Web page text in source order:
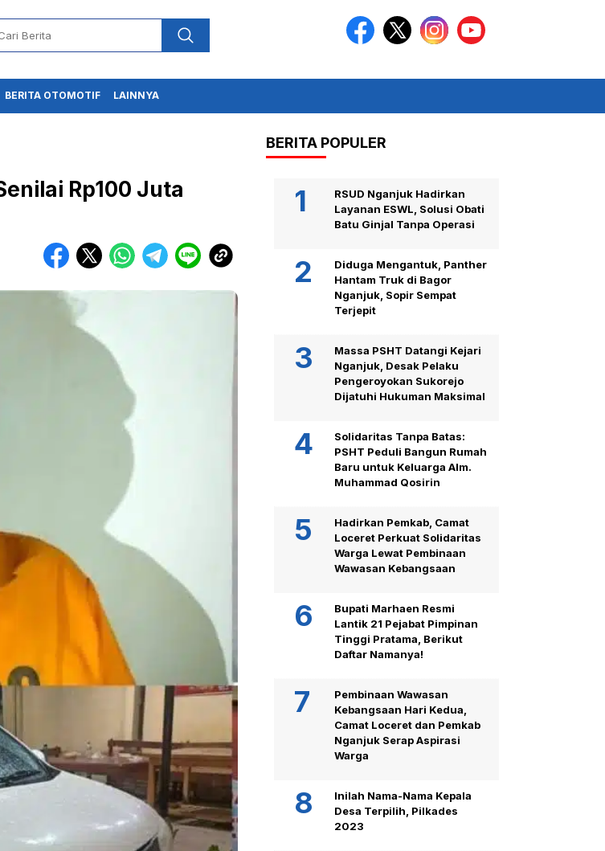
BERITA OTOMOTIF LAINNYA
Rp100 Juta
BERITA POPULER
RSUD Nganjuk Hadirkan
Layanan ESWL, Solusi Obati
Batu Ginjal Tanpa Operasi
Diduga Mengantuk, Panther
Hantam Truk di Bagor
Nganjuk, Sopir Sempat
Terjepit
Massa PSHT Datangi Kejari
Nganjuk, Desak Pelaku
Pengeroyokan Sukorejo
Dijatuhi Hukuman Maksimal
Solidaritas Tanpa Batas:
PSHT Peduli Bangun Rumah
Baru untuk Keluarga Alm.
Muhammad Qosirin
Hadirkan Pemkab, Camat
Loceret Perkuat Solidaritas
Warga Lewat Pembinaan
Wawasan Kebangsaan
Bupati Marhaen Resmi
Lantik 21 Pejabat Pimpinan
Tinggi Pratama, Berikut
Daftar Namanya!
Pembinaan Wawasan
Kebangsaan Hari Kedua,
Camat Loceret dan Pemkab
Nganjuk Serap Aspirasi
Warga
Inilah Nama-Nama Kepala
Desa Terpilih, Pilkades
2023